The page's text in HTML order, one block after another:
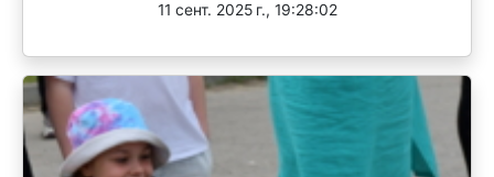
11 сент. 2025 г., 19:28:02